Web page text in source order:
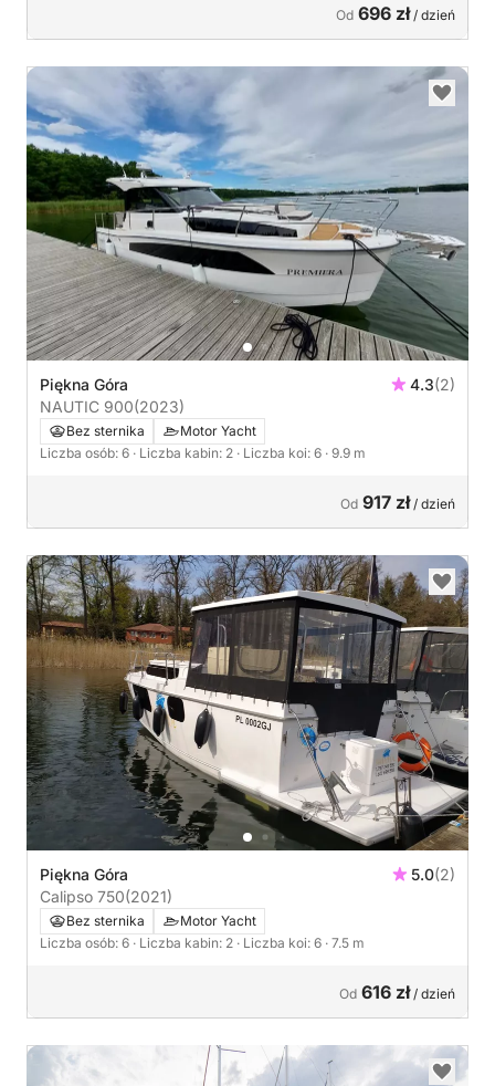
Od 696 zł/ dzień
Piękna Góra 4.3(2)
NAUTIC 900(2023)
Bez sternika
Motor Yacht
Liczba osób: 6 · Liczba kabin: 2 · Liczba koi: 6 · 9.9 m
Od 917 zł/ dzień
Piękna Góra 5.0(2)
Calipso 750(2021)
Bez sternika
Motor Yacht
Liczba osób: 6 · Liczba kabin: 2 · Liczba koi: 6 · 7.5 m
Od 616 zł/ dzień